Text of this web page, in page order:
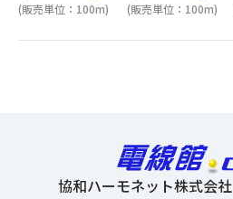
(販売単位：100m) (販売単位：100m)
協和ハーモネット株式会社